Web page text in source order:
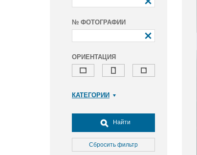
№ ФОТОГРАФИИ
ОРИЕНТАЦИЯ
КАТЕГОРИИ
Досуг, туризм и отдых
Культура
Медицина
Найти
Сбросить фильтр